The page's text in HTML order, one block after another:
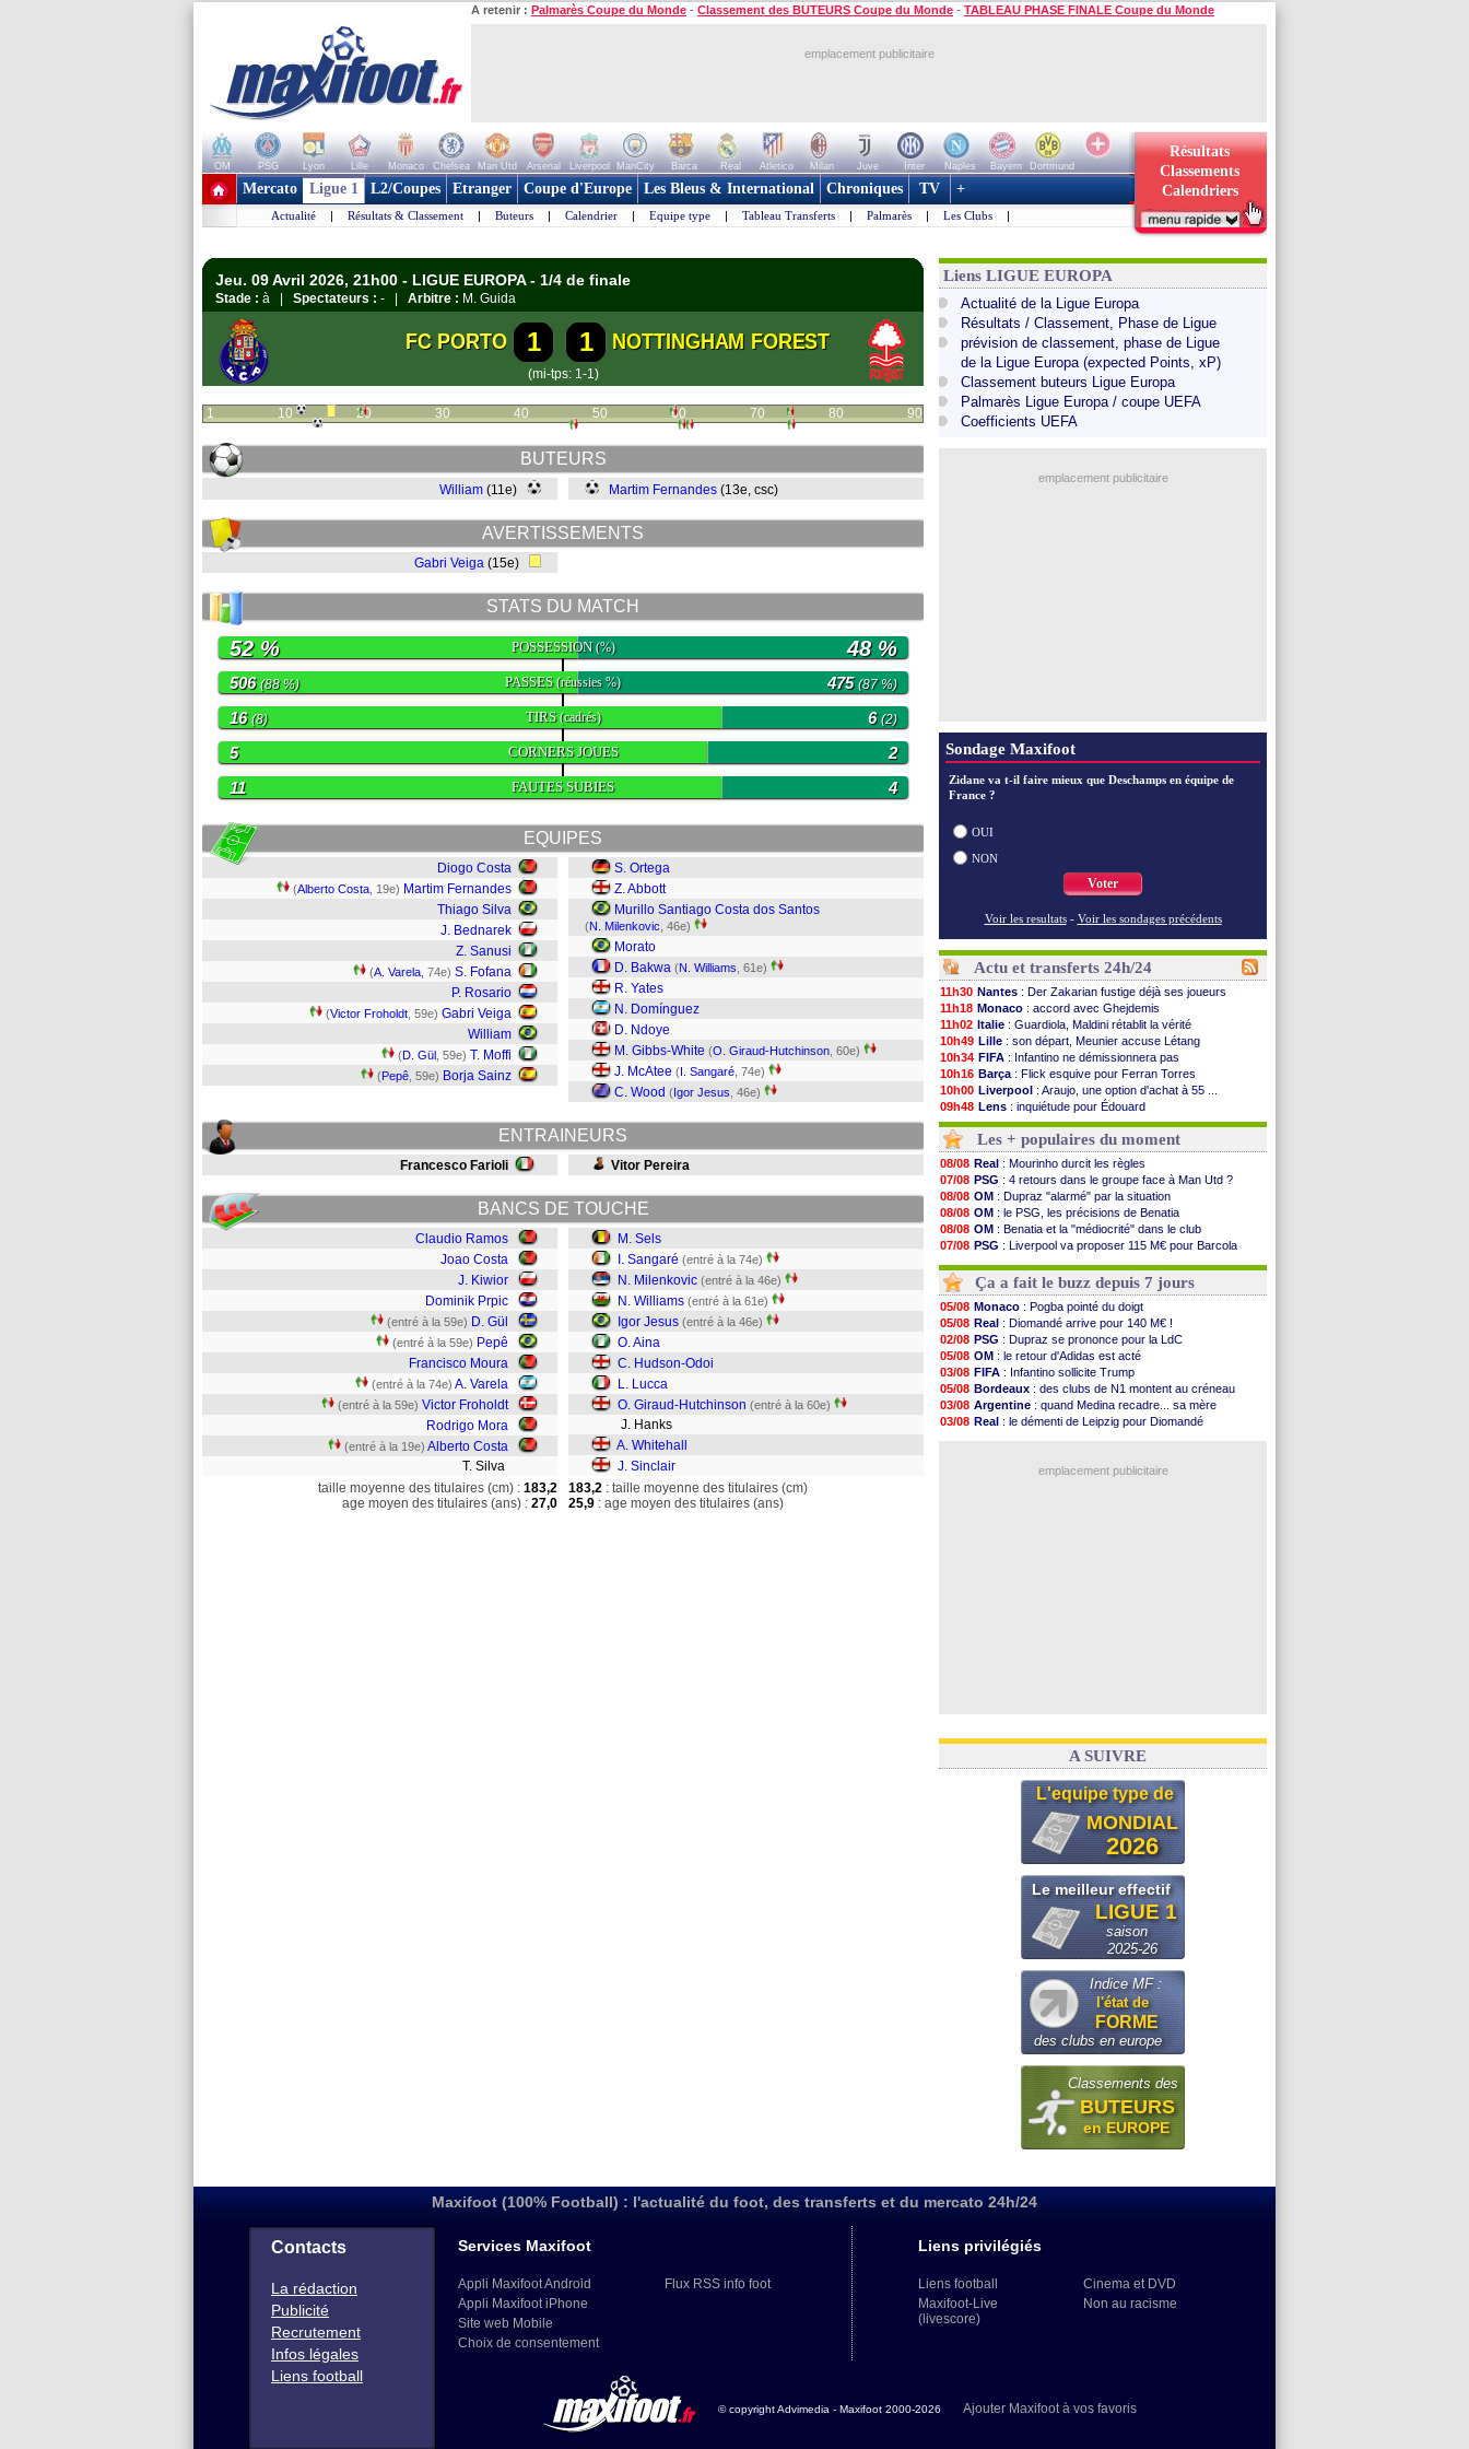
A retenir : Palmarès Coupe du Monde - Classement des BUTEURS Coupe du Monde - TABLEAU PHASE FINALE Coupe du Monde
emplacement publicitaire
OM PSG Lyon Lille Monaco Chelsea Man Utd Arsenal Liverpool ManCity Barca Real Atletico Milan Juve Inter Naples Bayern
Dortmund
+ de clubs
Résultats
Classements
Calendriers
Mercato Ligue 1 L2/Coupes Etranger Coupe d'Europe Les Bleus & International Chroniques TV +
Actualité | Résultats & Classement | Buteurs | Calendrier | Equipe type | Tableau Transferts | Palmarès | Les Clubs |
Jeu. 09 Avril 2026, 21h00 - LIGUE EUROPA - 1/4 de finale
Stade : à | Spectateurs : - | Arbitre : M. Guida
FC PORTO 1 1 NOTTINGHAM FOREST
(mi-tps: 1-1)
1 10 20 30 40 50 60 70 80 90
BUTEURS
William (11e) Martim Fernandes (13e, csc)
AVERTISSEMENTS
Gabri Veiga (15e)
STATS DU MATCH
POSSESSION(%)
52 % 48 %
PASSES(réussies %)
506(88 %) 475(87 %)
TIRS(cadrés)
16(8) 6(2)
CORNERS JOUES
5 2
FAUTES SUBIES
11 4
EQUIPES
Diogo Costa
(Alberto Costa , 19e) Martim Fernandes
Thiago Silva
J. Bednarek
Z. Sanusi
(A. Varela , 74e) S. Fofana
P. Rosario
(Victor Froholdt , 59e) Gabri Veiga
William
(D. Gül , 59e) T. Moffi
(Pepê , 59e) Borja Sainz
S. Ortega
Z. Abbott
Murillo Santiago Costa dos Santos
(N. Milenkovic , 46e)
Morato
D. Bakwa (N. Williams , 61e)
R. Yates
N. Domínguez
D. Ndoye
M. Gibbs-White (O. Giraud-Hutchinson , 60e)
J. McAtee (I. Sangaré , 74e)
C. Wood (Igor Jesus , 46e)
ENTRAINEURS
Francesco Farioli Vitor Pereira
BANCS DE TOUCHE
Claudio Ramos
Joao Costa
J. Kiwior
Dominik Prpic
(entré à la 59e) D. Gül
(entré à la 59e) Pepê
Francisco Moura
(entré à la 74e) A. Varela
(entré à la 59e) Victor Froholdt
Rodrigo Mora
(entré à la 19e) Alberto Costa
T. Silva
M. Sels
I. Sangaré (entré à la 74e)
N. Milenkovic (entré à la 46e)
N. Williams (entré à la 61e)
Igor Jesus (entré à la 46e)
O. Aina
C. Hudson-Odoi
L. Lucca
O. Giraud-Hutchinson (entré à la 60e)
J. Hanks
A. Whitehall
J. Sinclair
taille moyenne des titulaires (cm) : 183,2
age moyen des titulaires (ans) : 27,0
183,2 : taille moyenne des titulaires (cm)
25,9 : age moyen des titulaires (ans)
Liens LIGUE EUROPA
Actualité de la Ligue Europa
Résultats / Classement, Phase de Ligue
prévision de classement, phase de Ligue
de la Ligue Europa (expected Points, xP)
Classement buteurs Ligue Europa
Palmarès Ligue Europa / coupe UEFA
Coefficients UEFA
emplacement publicitaire
Sondage Maxifoot
Zidane va t-il faire mieux que Deschamps en équipe de
France ?
OUI
NON
Voter
Voir les resultats - Voir les sondages précédents
Actu et transferts 24h/24
11h30 Nantes : Der Zakarian fustige déjà ses joueurs
11h18 Monaco : accord avec Ghejdemis
11h02 Italie : Guardiola, Maldini rétablit la vérité
10h49 Lille : son départ, Meunier accuse Létang
10h34 FIFA : Infantino ne démissionnera pas
10h16 Barça : Flick esquive pour Ferran Torres
10h00 Liverpool : Araujo, une option d'achat à 55 ...
09h48 Lens : inquiétude pour Édouard
09h25 Man Utd: Vitek vendu à Middlesbrough (off.)
09h10
PSV : Sano recruté pour 14,5 M€ (officiel)
08h52 OM: Coventry pense à Angel Gomes
08/08 PSG : Rafel Pol satisfait des progrès
08/08 Amical : le Barça vainqueur puis battu
08/08 Inter : Calhanoglu prêt à prolonger
08/08 Nice : Abdelmonem veut rester
08/08 L2: le classement complet
08/08 L2: les résultats de la soirée
08/08 Amical: Le Havre renversé par Oviedo
08/08
Amical: Nice battu aux tirs au but
08/08 Benfica : Ivanovic proche de Lens
08/08 OM: Dupraz "alarmé" par la situation
08/08 Atletico: Alvarez, le Barça va revoir son offre
08/08 Lorient: Mbamba prêté par Leverkusen (officiel)
08/08 Amical: le Real bat Ferencvaros
Voir les brèves précédentes
Les + populaires du moment
08/08 Real : Mourinho durcit les règles
07/08 PSG : 4 retours dans le groupe face à Man Utd ?
08/08 OM : Dupraz "alarmé" par la situation
08/08 OM : le PSG, les précisions de Benatia
08/08 OM : Benatia et la "médiocrité" dans le club
07/08 PSG : Liverpool va proposer 115 M€ pour Barcola
08/08
OM : Côme pousse pour Gouiri
Ça a fait le buzz depuis 7 jours
05/08 Monaco : Pogba pointé du doigt
05/08 Real : Diomandé arrive pour 140 M€ !
02/08 PSG : Dupraz se prononce pour la LdC
05/08 OM : le retour d'Adidas est acté
03/08 FIFA : Infantino sollicite Trump
05/08 Bordeaux : des clubs de N1 montent au créneau
03/08 Argentine : quand Medina recadre... sa mère
03/08 Real : le démenti de Leipzig pour Diomandé
emplacement publicitaire
A SUIVRE
L'equipe type de
MONDIAL
2026
Le meilleur effectif
LIGUE 1
saison
2025-26
Indice MF :
l'état de
FORME
des clubs en europe
Classements des
BUTEURS
en EUROPE
Maxifoot (100% Football) : l'actualité du foot, des transferts et du mercato 24h/24
Contacts
La rédaction
Publicité
Recrutement
Infos légales
Liens football
Services Maxifoot
Appli Maxifoot Android
Appli Maxifoot iPhone
Site web Mobile
Choix de consentement
Flux RSS info foot
Liens privilégiés
Liens football
Maxifoot-Live
(livescore)
Cinema et DVD
Non au racisme
© copyright Advimedia - Maxifoot 2000-2026 Ajouter Maxifoot à vos favoris